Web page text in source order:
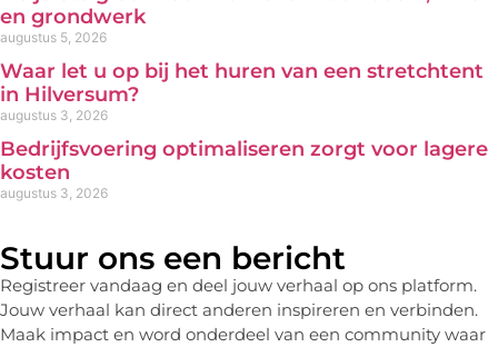
en grondwerk
augustus 5, 2026
Waar let u op bij het huren van een stretchtent
in Hilversum?
augustus 3, 2026
Bedrijfsvoering optimaliseren zorgt voor lagere
kosten
augustus 3, 2026
Stuur ons een bericht
Registreer vandaag en deel jouw verhaal op ons platform.
Jouw verhaal kan direct anderen inspireren en verbinden.
Maak impact en word onderdeel van een community waar